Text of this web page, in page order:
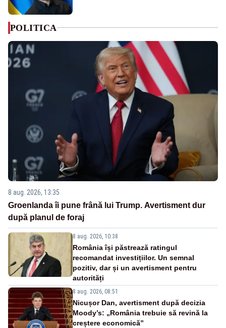
POLITICA
8 aug. 2026, 13:35
Groenlanda îi pune frână lui Trump. Avertisment dur
după planul de foraj
8 aug. 2026, 10:38
România își păstrează ratingul
recomandat investițiilor. Un semnal
pozitiv, dar și un avertisment pentru
autorități
8 aug. 2026, 08:51
Nicușor Dan, avertisment după decizia
Moody’s: „România trebuie să revină la
creștere economică”